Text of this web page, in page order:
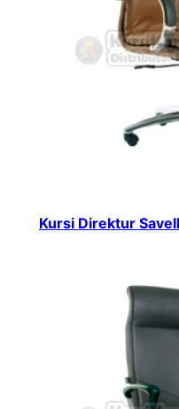
Kursi Direktur